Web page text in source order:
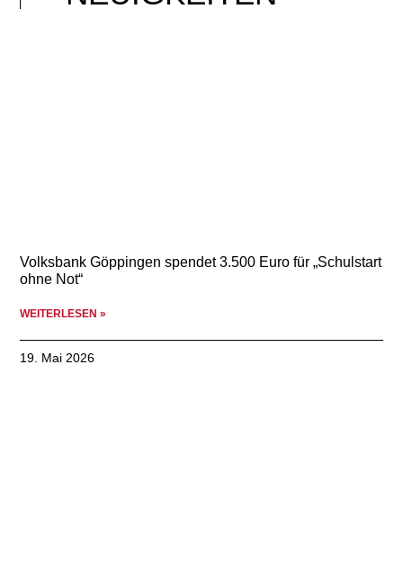
Volksbank Göppingen spendet 3.500 Euro für „Schulstart
ohne Not“
WEITERLESEN »
19. Mai 2026